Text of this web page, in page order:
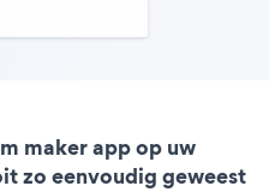
maker app op uw
zo eenvoudig geweest